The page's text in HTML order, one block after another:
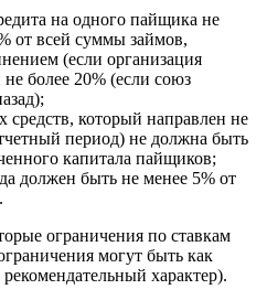
на одного пайщика не
от всей суммы займов,
(если организация
не более 20% (если союз
который направлен не
период) не должна быть
капитала пайщиков;
должен быть не менее 5% от
ограничения по ставкам
могут быть как
характер).